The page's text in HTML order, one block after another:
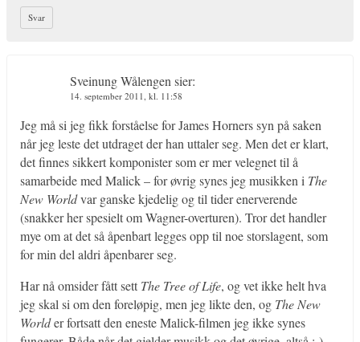
Svar
Sveinung Wålengen sier:
14. september 2011, kl. 11:58
Jeg må si jeg fikk forståelse for James Horners syn på saken
når jeg leste det utdraget der han uttaler seg. Men det er klart,
det finnes sikkert komponister som er mer velegnet til å
samarbeide med Malick – for øvrig synes jeg musikken i The
New Worldvar ganske kjedelig og til tider enerverende
(snakker her spesielt om Wagner-overturen). Tror det handler
mye om at det så åpenbart legges opp til noe storslagent, som
for min del aldri åpenbarer seg.
Har nå omsider fått sett The Tree of Life, og vet ikke helt hva
jeg skal si om den foreløpig, men jeg likte den, og The New
Worlder fortsatt den eneste Malick-filmen jeg ikke synes